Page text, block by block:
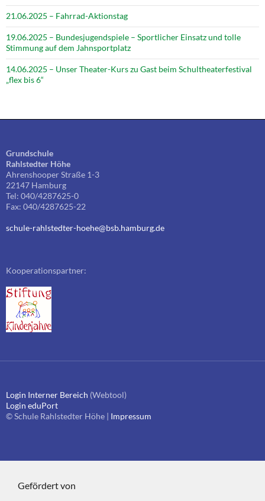
21.06.2025 – Fahrrad-Aktionstag
19.06.2025 – Bundesjugendspiele – Sportlicher Einsatz und tolle
Stimmung auf dem Jahnsportplatz
14.06.2025 – Unser Theater-Kurs zu Gast beim Schultheaterfestival
„flex bis 6“
Grundschule
Rahlstedter Höhe
Ahrenshooper Straße 1-3
22147 Hamburg
Tel: 040/4287625-0
Fax: 040/4287625-22
schule-rahlstedter-hoehe@bsb.hamburg.de
Kooperationspartner:
Login Interner Bereich (Webtool)
Login eduPort
© Schule Rahlstedter Höhe | Impressum
Gefördert von